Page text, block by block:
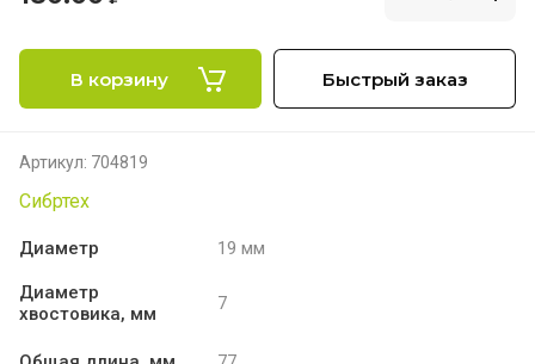
В корзину Быстрый заказ
Артикул: 704819
Сибртех
Диаметр 19 мм
Диаметр
хвостовика, мм
7